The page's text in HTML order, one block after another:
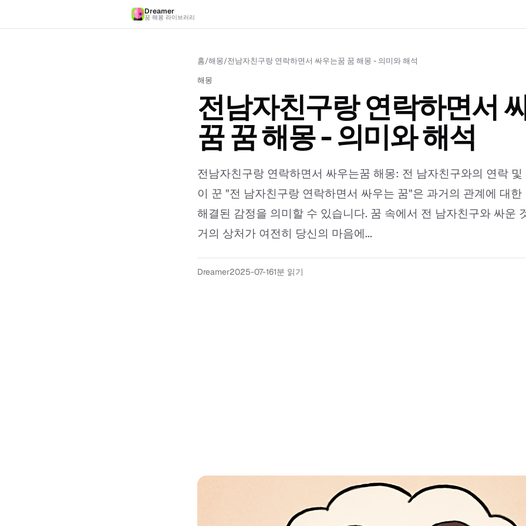
Dreamer
꿈 해몽 라이브러리
홈/해몽/전남자친구랑 연락하면서 싸우는꿈 꿈 해몽 - 의미와 해석
해몽
전남자친구랑 연락하면서
꿈 꿈 해몽 - 의미와 해석
전남자친구랑 연락하면서 싸우는꿈 해몽: 전 남자친구와의 연락
이 꾼 "전 남자친구랑 연락하면서 싸우는 꿈"은 과거의 관계에 대한
해결된 감정을 의미할 수 있습니다. 꿈 속에서 전 남자친구와 싸운
거의 상처가 여전히 당신의 마음에...
Dreamer2025-07-161분 읽기